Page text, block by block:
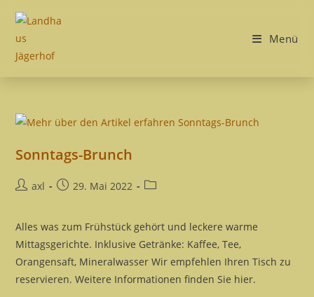
Inhalt
springen
Menü
Sonntags-Brunch
Beitrags-
axl
Beitrag29. Mai 2022
Beitrags-
Alles was zum Frühstück gehört und leckere warme
Mittagsgerichte. Inklusive Getränke: Kaffee, Tee,
Orangensaft, Mineralwasser Wir empfehlen Ihren Tisch zu
reservieren. Weitere Informationen finden Sie hier.